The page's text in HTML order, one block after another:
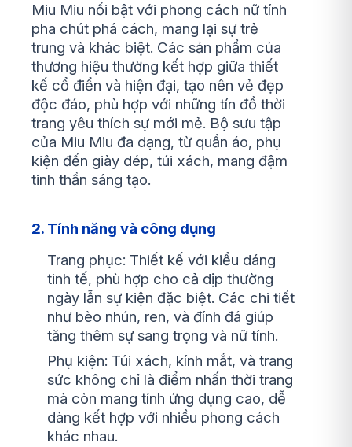
Miu Miu nổi bật với phong cách nữ tính
pha chút phá cách, mang lại sự trẻ
trung và khác biệt. Các sản phẩm của
thương hiệu thường kết hợp giữa thiết
kế cổ điển và hiện đại, tạo nên vẻ đẹp
độc đáo, phù hợp với những tín đồ thời
trang yêu thích sự mới mẻ. Bộ sưu tập
của Miu Miu đa dạng, từ quần áo, phụ
kiện đến giày dép, túi xách, mang đậm
tinh thần sáng tạo.
2. Tính năng và công dụng
Trang phục: Thiết kế với kiểu dáng
tinh tế, phù hợp cho cả dịp thường
ngày lẫn sự kiện đặc biệt. Các chi tiết
như bèo nhún, ren, và đính đá giúp
tăng thêm sự sang trọng và nữ tính.
Phụ kiện: Túi xách, kính mắt, và trang
sức không chỉ là điểm nhấn thời trang
mà còn mang tính ứng dụng cao, dễ
dàng kết hợp với nhiều phong cách
khác nhau.